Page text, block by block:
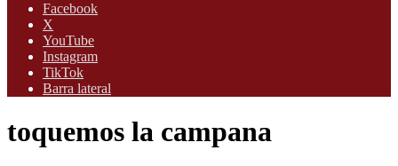
Facebook
X
YouTube
Instagram
TikTok
Barra lateral
toquemos la campana